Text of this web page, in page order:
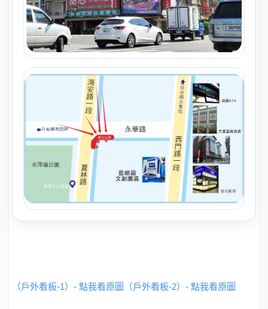
（戶外看板-1）- 點我看原圖 （戶外看板-2）- 點我看原圖